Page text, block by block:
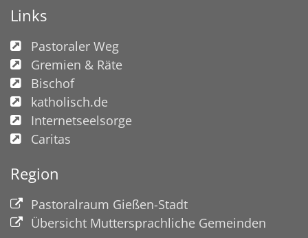
Links
Pastoraler Weg
Gremien & Räte
Bischof
katholisch.de
Internetseelsorge
Caritas
Region
Pastoralraum Gießen-Stadt
Übersicht Muttersprachliche Gemeinden